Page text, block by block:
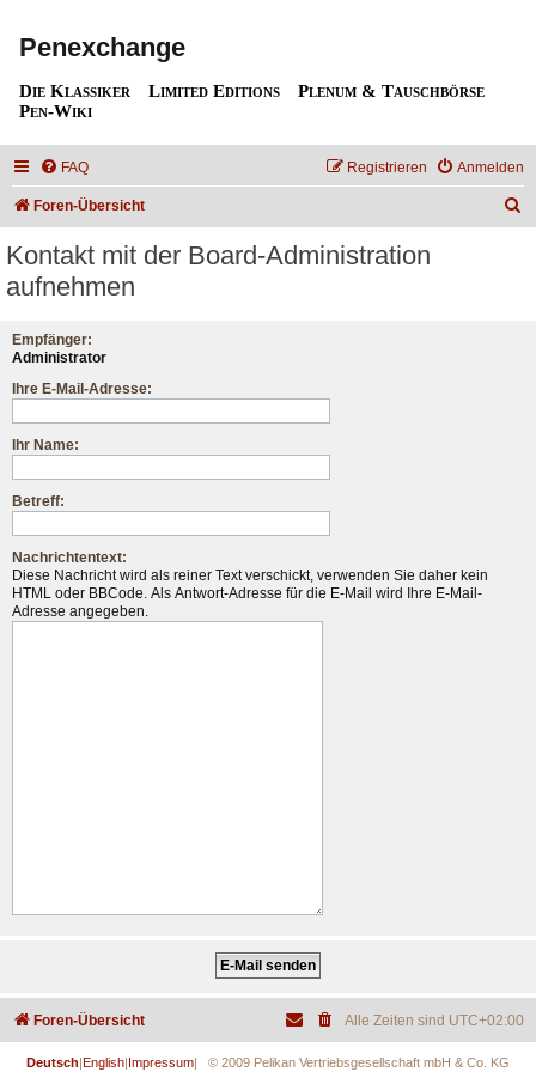
Penexchange
Die Klassiker Limited Editions
Plenum & Tauschbörse
Pen-Wiki
FAQ Anmelden
Registrieren
Foren-Übersicht
Kontakt mit der Board-Administration
aufnehmen
Empfänger:
Administrator
Ihre E-Mail-Adresse:
Ihr Name:
Betreff:
Nachrichtentext:
Diese Nachricht wird als reiner Text verschickt, verwenden Sie daher kein
HTML oder BBCode. Als Antwort-Adresse für die E-Mail wird Ihre E-Mail-
Adresse angegeben.
Foren-Übersicht Alle Zeiten sind UTC+02:00
Deutsch|English|Impressum| © 2009 Pelikan Vertriebsgesellschaft mbH & Co. KG